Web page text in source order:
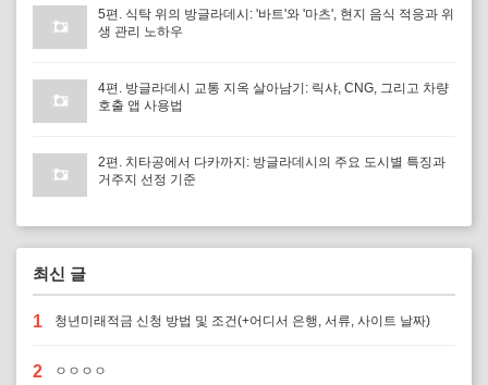
5편. 식탁 위의 방글라데시: '바트'와 '마츠', 현지 음식 적응과 위
생 관리 노하우
4편. 방글라데시 교통 지옥 살아남기: 릭샤, CNG, 그리고 차량
호출 앱 사용법
2편. 치타공에서 다카까지: 방글라데시의 주요 도시별 특징과
거주지 선정 기준
최신 글
1 청년미래적금 신청 방법 및 조건(+어디서 은행, 서류, 사이트 날짜)
2 ㅇㅇㅇㅇ